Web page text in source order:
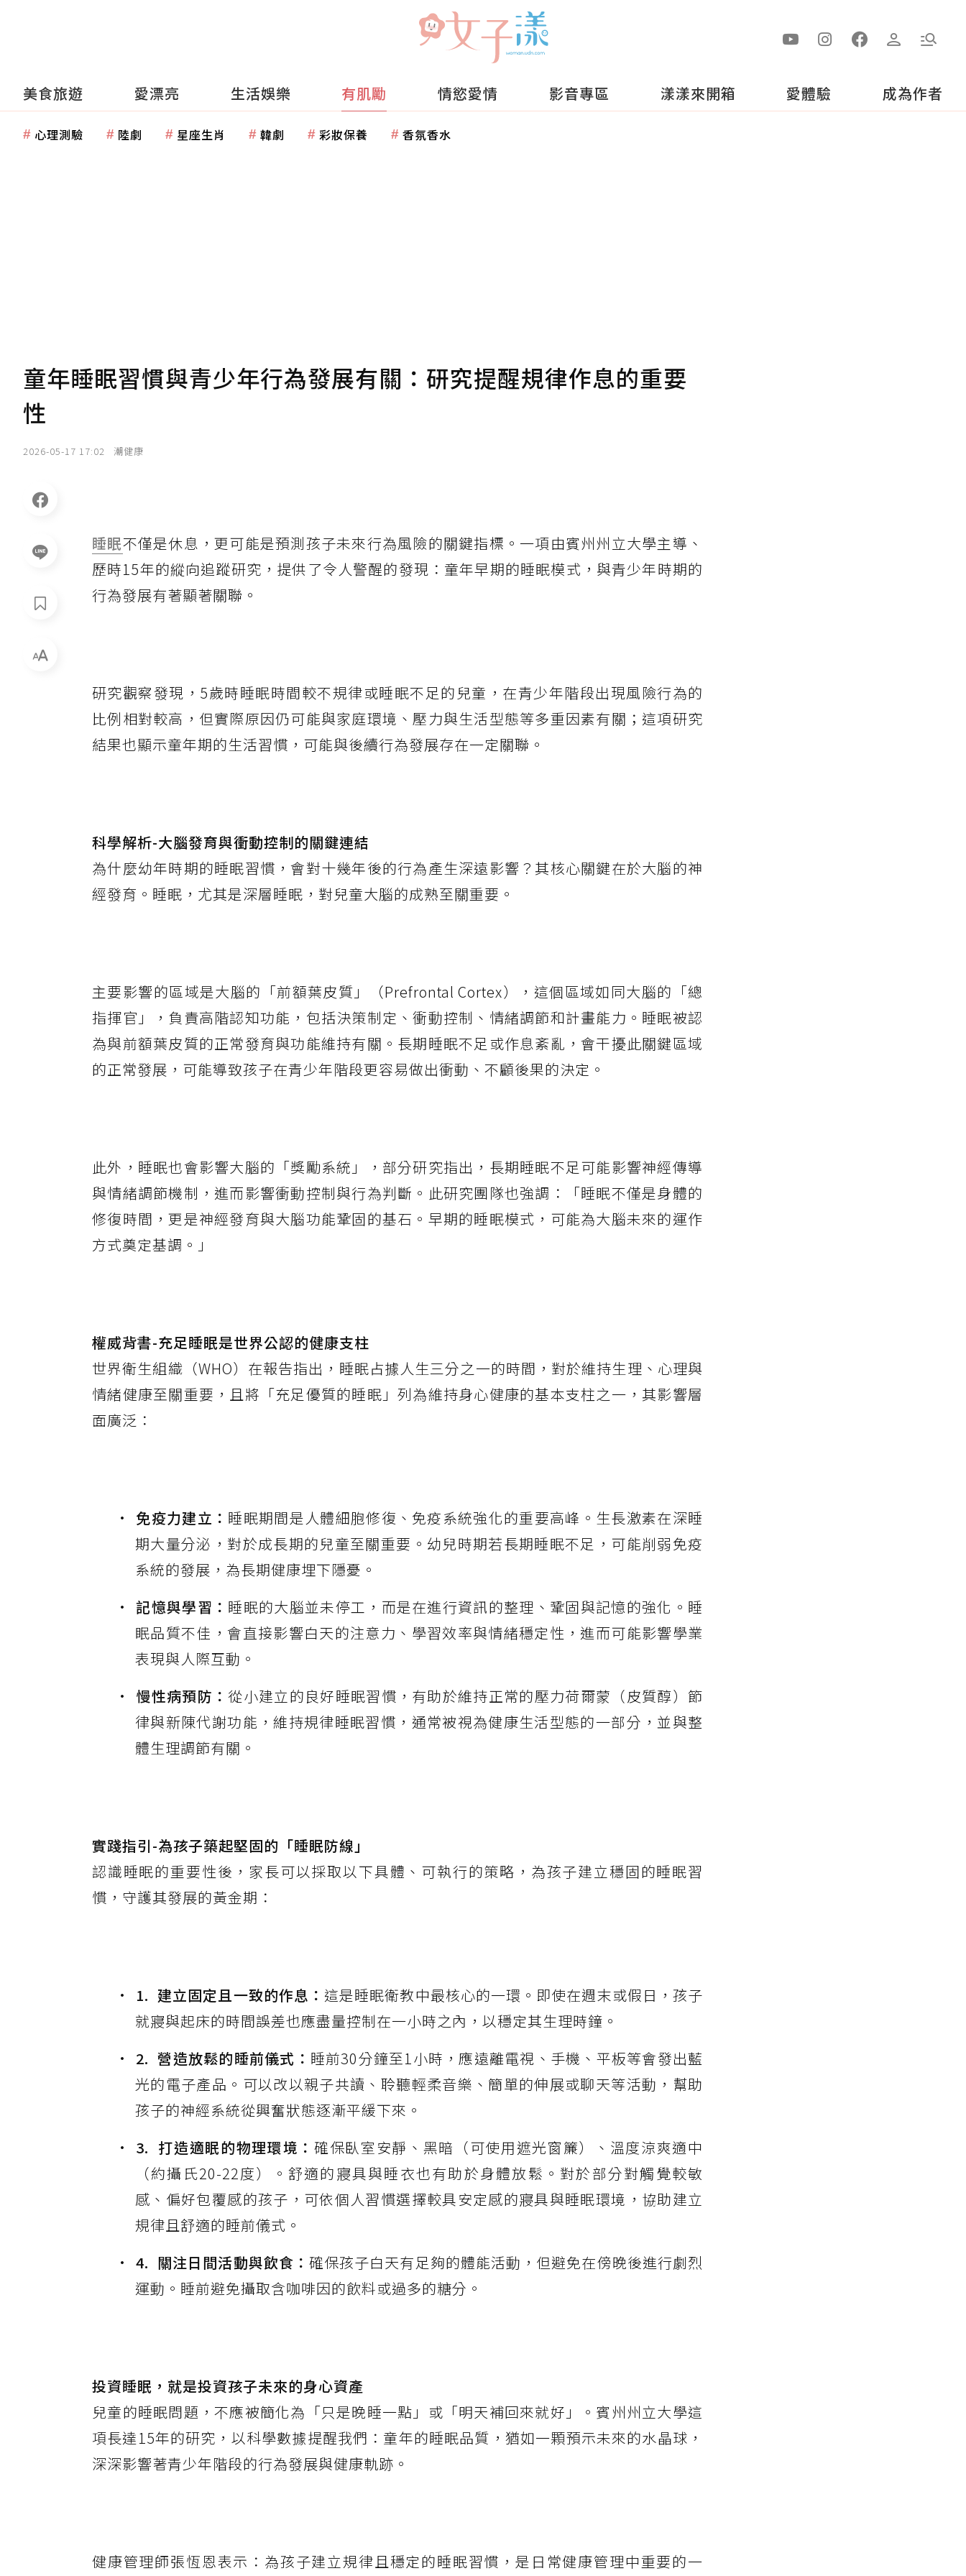
美食旅遊 愛漂亮 生活娛樂 有肌勵 情慾愛情 影音專區 漾漾來開箱 愛體驗 成為作者
心理測驗 陸劇 星座生肖 韓劇 彩妝保養 香氛香水
童年睡眠習慣與青少年行為發展有關：研究提醒規律作息的重要
性
2026-05-17 17:02 潮健康
睡眠不僅是休息，更可能是預測孩子未來行為風險的關鍵指標。一項由賓州州立大學主導、
歷時15年的縱向追蹤研究，提供了令人警醒的發現：童年早期的睡眠模式，與青少年時期的
行為發展有著顯著關聯。
研究觀察發現，5歲時睡眠時間較不規律或睡眠不足的兒童，在青少年階段出現風險行為的
比例相對較高，但實際原因仍可能與家庭環境、壓力與生活型態等多重因素有關；這項研究
結果也顯示童年期的生活習慣，可能與後續行為發展存在一定關聯。
科學解析-大腦發育與衝動控制的關鍵連結
為什麼幼年時期的睡眠習慣，會對十幾年後的行為產生深遠影響？其核心關鍵在於大腦的神
經發育。睡眠，尤其是深層睡眠，對兒童大腦的成熟至關重要。
主要影響的區域是大腦的「前額葉皮質」（Prefrontal Cortex），這個區域如同大腦的「總
指揮官」，負責高階認知功能，包括決策制定、衝動控制、情緒調節和計畫能力。睡眠被認
為與前額葉皮質的正常發育與功能維持有關。長期睡眠不足或作息紊亂，會干擾此關鍵區域
的正常發展，可能導致孩子在青少年階段更容易做出衝動、不顧後果的決定。
此外，睡眠也會影響大腦的「獎勵系統」，部分研究指出，長期睡眠不足可能影響神經傳導
與情緒調節機制，進而影響衝動控制與行為判斷。此研究團隊也強調：「睡眠不僅是身體的
修復時間，更是神經發育與大腦功能鞏固的基石。早期的睡眠模式，可能為大腦未來的運作
方式奠定基調。」
權威背書-充足睡眠是世界公認的健康支柱
世界衛生組織（WHO）在報告指出，睡眠占據人生三分之一的時間，對於維持生理、心理與
情緒健康至關重要，且將「充足優質的睡眠」列為維持身心健康的基本支柱之一，其影響層
面廣泛：
免疫力建立： 睡眠期間是人體細胞修復、免疫系統強化的重要高峰。生長激素在深睡
期大量分泌，對於成長期的兒童至關重要。幼兒時期若長期睡眠不足，可能削弱免疫
系統的發展，為長期健康埋下隱憂。
記憶與學習： 睡眠的大腦並未停工，而是在進行資訊的整理、鞏固與記憶的強化。睡
眠品質不佳，會直接影響白天的注意力、學習效率與情緒穩定性，進而可能影響學業
表現與人際互動。
慢性病預防： 從小建立的良好睡眠習慣，有助於維持正常的壓力荷爾蒙（皮質醇）節
律與新陳代謝功能，維持規律睡眠習慣，通常被視為健康生活型態的一部分，並與整
體生理調節有關。
實踐指引-為孩子築起堅固的「睡眠防線」
認識睡眠的重要性後，家長可以採取以下具體、可執行的策略，為孩子建立穩固的睡眠習
慣，守護其發展的黃金期：
1. 建立固定且一致的作息： 這是睡眠衛教中最核心的一環。即使在週末或假日，孩子
就寢與起床的時間誤差也應盡量控制在一小時之內，以穩定其生理時鐘。
2. 營造放鬆的睡前儀式： 睡前30分鐘至1小時，應遠離電視、手機、平板等會發出藍
光的電子產品。可以改以親子共讀、聆聽輕柔音樂、簡單的伸展或聊天等活動，幫助
孩子的神經系統從興奮狀態逐漸平緩下來。
3. 打造適眠的物理環境： 確保臥室安靜、黑暗（可使用遮光窗簾）、溫度涼爽適中
（約攝氏20-22度）。舒適的寢具與睡衣也有助於身體放鬆。對於部分對觸覺較敏
感、偏好包覆感的孩子，可依個人習慣選擇較具安定感的寢具與睡眠環境，協助建立
規律且舒適的睡前儀式。
4. 關注日間活動與飲食： 確保孩子白天有足夠的體能活動，但避免在傍晚後進行劇烈
運動。睡前避免攝取含咖啡因的飲料或過多的糖分。
投資睡眠，就是投資孩子未來的身心資產
兒童的睡眠問題，不應被簡化為「只是晚睡一點」或「明天補回來就好」。賓州州立大學這
項長達15年的研究，以科學數據提醒我們：童年的睡眠品質，猶如一顆預示未來的水晶球，
深深影響著青少年階段的行為發展與健康軌跡。
健康管理師張恆恩表示：為孩子建立規律且穩定的睡眠習慣，是日常健康管理中重要的一